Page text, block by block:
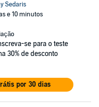
Sedaris
e 10 minutos
se para o teste
30% de desconto
por 30 dias